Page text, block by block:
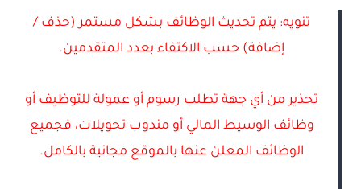
تنويه: يتم تحديث الوظائف بشكل مستمر (حذف /
إضافة) حسب الاكتفاء بعدد المتقدمين.
تحذير من أي جهة تطلب رسوم أو عمولة للتوظيف أو
وظائف الوسيط المالي أو مندوب تحويلات، فجميع
الوظائف المعلن عنها بالموقع مجانية بالكامل.